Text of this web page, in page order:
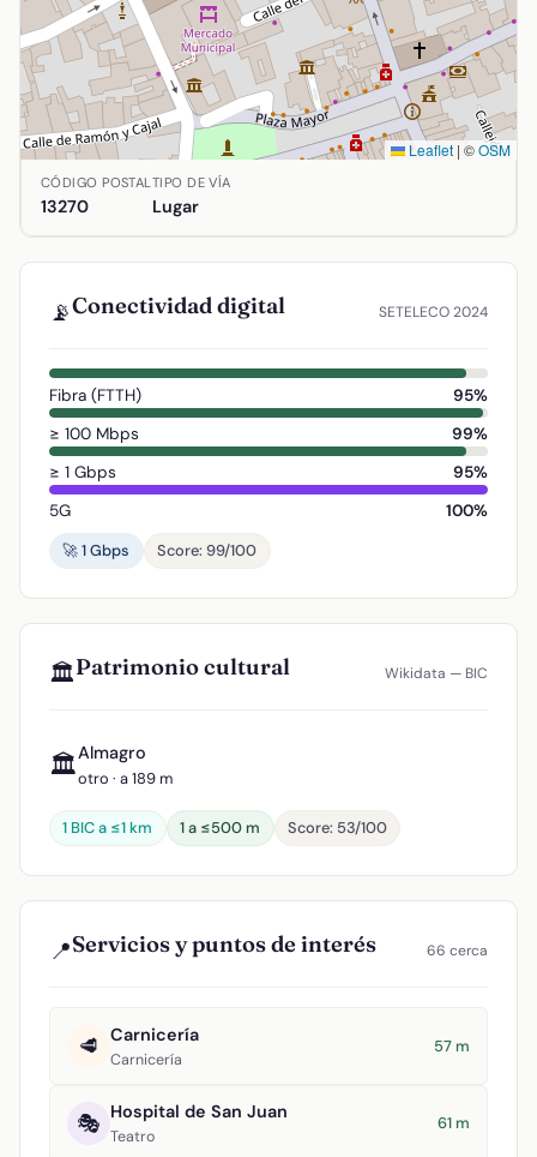
Leaflet | ©OSM
Ubicación de Santuario Virgen Nieves en Almagro,
CÓDIGO POSTAL
13270
TIPO DE VÍA
Lugar
📡Conectividad digital SETELECO 2024
Fibra (FTTH)
95%
≥ 100 Mbps
99%
≥ 1 Gbps
95%
5G
100%
🚀 1 Gbps
Score: 99/100
🏛️Patrimonio cultural Wikidata — BIC
🏛️Almagro
otro · a 189 m
1 BIC a ≤1 km 1 a ≤500 m Score: 53/100
📍Servicios y puntos de interés 66 cerca
🥩 Carnicería
Carnicería
57 m
🎭 Hospital de San Juan
Teatro
61 m